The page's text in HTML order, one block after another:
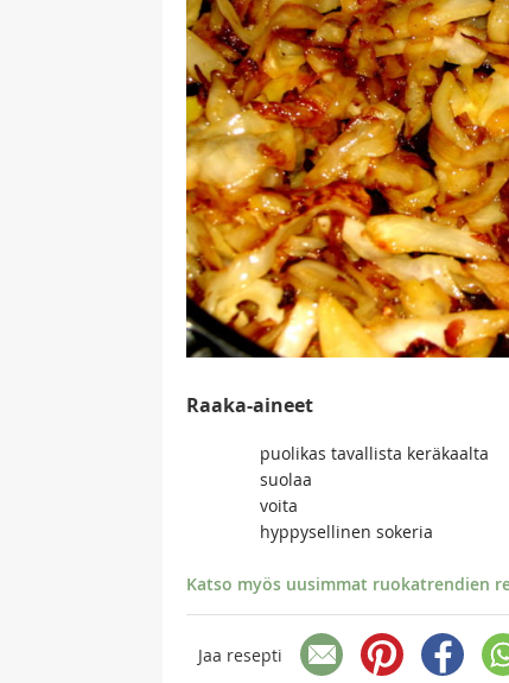
Raaka-aineet
puolikas tavallista keräkaalta
suolaa
voita
hyppysellinen sokeria
Katso myös uusimmat ruokatrendien
Jaa resepti